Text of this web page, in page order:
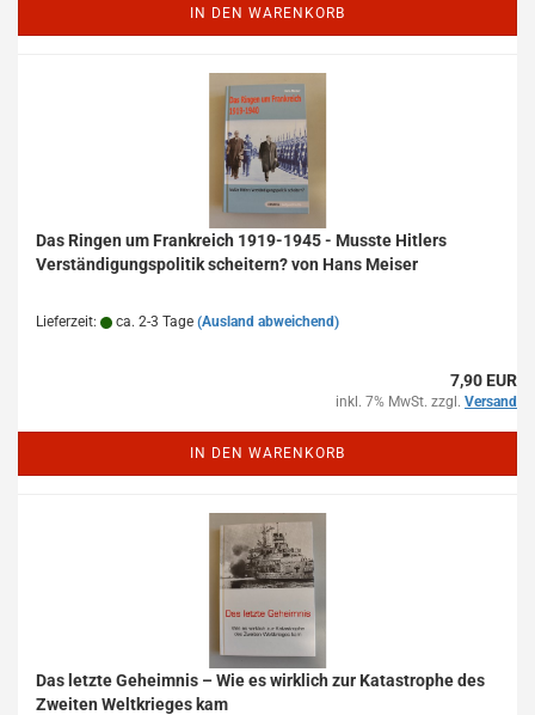
IN DEN WARENKORB
Das Ringen um Frankreich 1919-1945 - Musste Hitlers
Verständigungspolitik scheitern? von Hans Meiser
Lieferzeit: ca. 2-3 Tage (Ausland abweichend)
7,90 EUR
inkl. 7% MwSt. zzgl. Versand
IN DEN WARENKORB
Das letzte Geheimnis – Wie es wirklich zur Katastrophe des
Zweiten Weltkrieges kam